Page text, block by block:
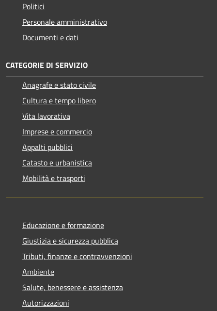
Politici
Personale amministrativo
Documenti e dati
CATEGORIE DI SERVIZIO
Anagrafe e stato civile
Cultura e tempo libero
Vita lavorativa
Imprese e commercio
Appalti pubblici
Catasto e urbanistica
Mobilità e trasporti
Educazione e formazione
Giustizia e sicurezza pubblica
Tributi, finanze e contravvenzioni
Ambiente
Salute, benessere e assistenza
Autorizzazioni